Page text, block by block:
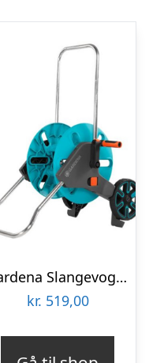
Gardena Slangevogn AquaRoll M
kr. 519,00